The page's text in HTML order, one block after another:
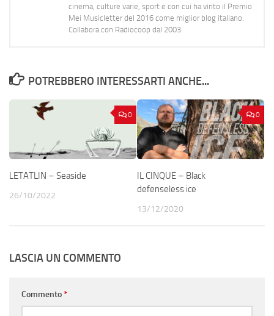
cinema, culture varie, sport e con cui ha vinto il Premio
Mei Musicletter del 2016 come miglior blog italiano.
Collabora con Radiocoop dal 2003.
POTREBBERO INTERESSARTI ANCHE...
0
LETATLIN – Seaside
26/10/2022
0
IL CINQUE – Black
defenseless ice
13/12/2020
LASCIA UN COMMENTO
Commento*